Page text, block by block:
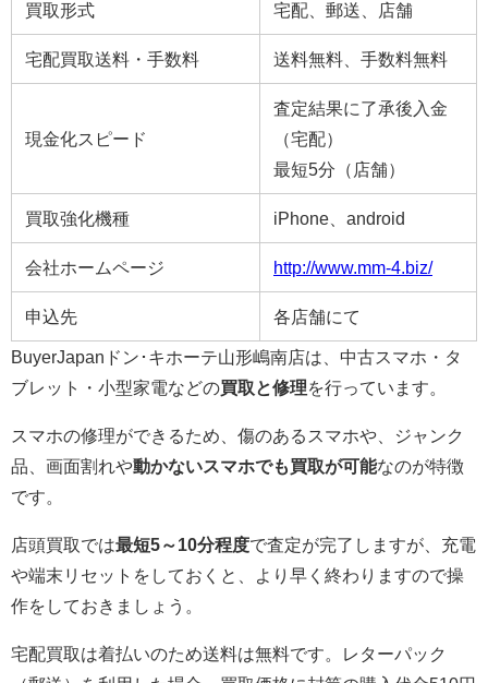
買取形式 宅配、郵送、店舗
宅配買取送料・手数料 送料無料、手数料無料
現金化スピード
査定結果に了承後入金
（宅配）
最短5分（店舗）
買取強化機種 iPhone、android
会社ホームページ http://www.mm-4.biz/
申込先 各店舗にて
BuyerJapanドン･キホーテ山形嶋南店は、中古スマホ・タ
ブレット・小型家電などの買取と修理を行っています。
スマホの修理ができるため、傷のあるスマホや、ジャンク
品、画面割れや動かないスマホでも買取が可能なのが特徴
です。
店頭買取では最短5～10分程度で査定が完了しますが、充電
や端末リセットをしておくと、より早く終わりますので操
作をしておきましょう。
宅配買取は着払いのため送料は無料です。レターパック